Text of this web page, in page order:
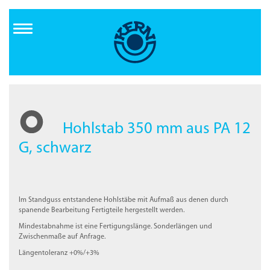
Inhalt
Hohlstab 350 mm aus PA 12
G, schwarz
Im Standguss entstandene Hohlstäbe mit Aufmaß aus denen durch
spanende Bearbeitung Fertigteile hergestellt werden.
Mindestabnahme ist eine Fertigungslänge. Sonderlängen und
Zwischenmaße auf Anfrage.
Längentoleranz +0%/+3%